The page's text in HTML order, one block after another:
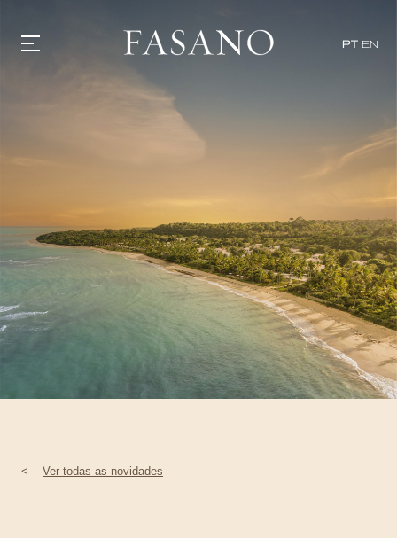
PT EN
EXPERIÊNCIAS
DESCUBRA
WHAT'S COOKING
CORRIERE
HISTÓRIA
SUSTENTABILIDADE
CONTATO
< Ver todas as novidades